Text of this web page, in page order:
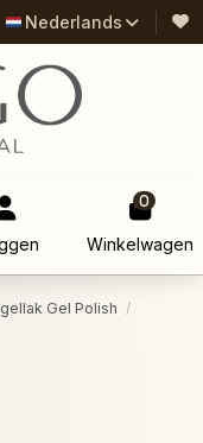
Nederlands
0
Winkelwagen
Gel Polish